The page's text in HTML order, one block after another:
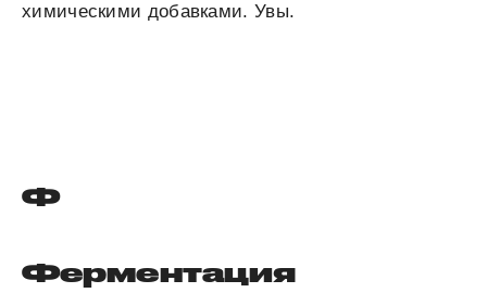
химическими добавками. Увы.
Ф
Ферментация